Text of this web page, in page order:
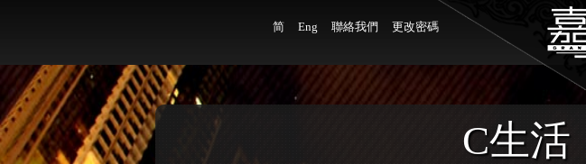
简 Eng 聯絡我們 更改密碼
C生活